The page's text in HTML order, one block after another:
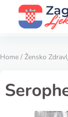
Home / Žensko